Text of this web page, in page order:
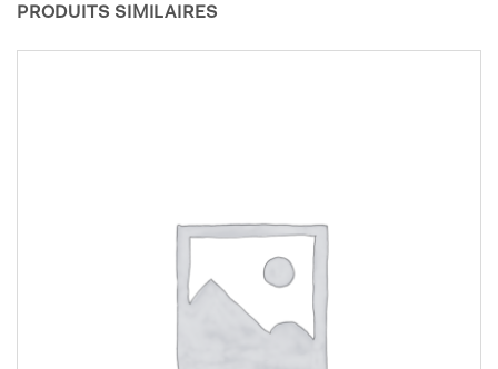
PRODUITS SIMILAIRES